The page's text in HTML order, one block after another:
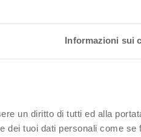
Informazioni sui
un diritto di tutti ed alla
dei tuoi dati personali come se